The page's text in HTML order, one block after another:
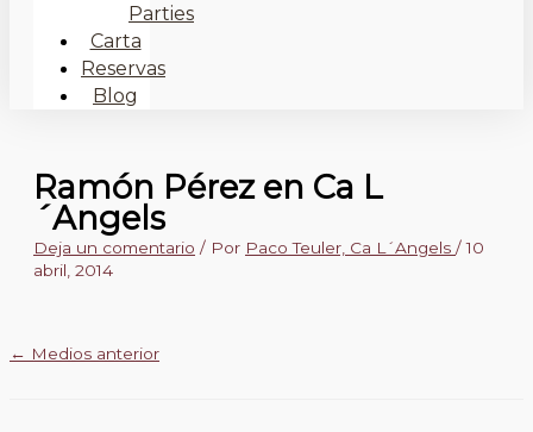
Parties
Carta
Reservas
Blog
Ramón Pérez en Ca L
´Angels
Deja un comentario / Por Paco Teuler, Ca L´Angels /10
abril, 2014
← Medios anterior